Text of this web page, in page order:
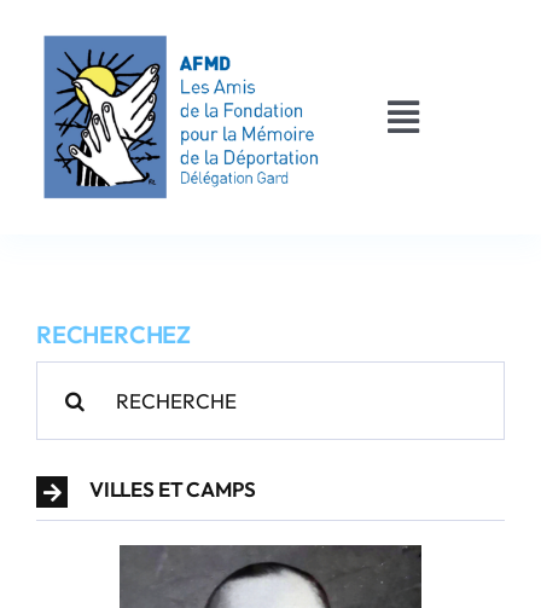
contenu
Toggle
AFMD 30
Les victimes
RECHERCHEZ
VILLES ET CAMPS